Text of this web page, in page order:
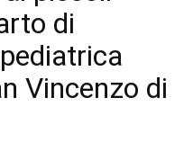
di
Vincenzo di